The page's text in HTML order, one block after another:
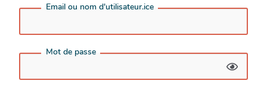
Email ou nom d'utilisateur.ice
Mot de passe